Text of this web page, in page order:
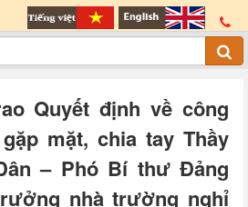
Quyết định về công
mặt, chia tay Thầy
– Phó Bí thư Đảng
nhà trường nghỉ